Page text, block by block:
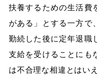
扶養するための生活費
がある」とする一方で
勤続した後に定年退職
支給を受けることにも
は不合理な相違とはい